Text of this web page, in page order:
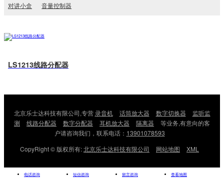
对讲小盒 音量控制器
LS1213线路分配器
北京乐士达科技有限公司,专营录音机 话筒放大器 数字切换器
监听监
测
线路分配器 数字分配器 耳机放大器 隔离器
等业务,有意向的客
户请咨询我们，联系电话： 13901078593
CopyRight © 版权所有:北京乐士达科技有限公司 网站地图 XML
电话咨询 短信咨询 留言咨询 查看地图